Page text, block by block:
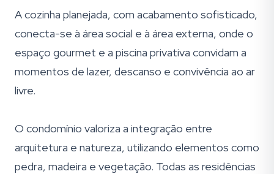
A cozinha planejada, com acabamento sofisticado,
conecta-se à área social e à área externa, onde o
espaço gourmet e a piscina privativa convidam a
momentos de lazer, descanso e convivência ao ar
livre.
O condomínio valoriza a integração entre
arquitetura e natureza, utilizando elementos como
pedra, madeira e vegetação. Todas as residências